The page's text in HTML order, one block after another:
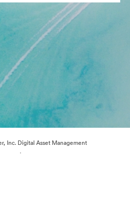
Inc. Digital Asset Management
·